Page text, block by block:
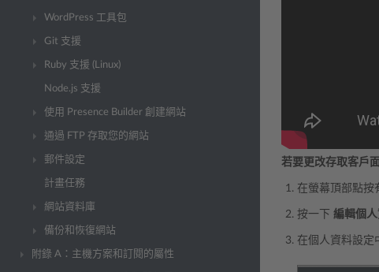
WordPress 工具包
Git 支援
Ruby 支援 (Linux)
Node.js 支援
使用 Presence Builder 創建網站
通過 FTP 存取您的網站
郵件設定
計畫任務
網站資料庫
備份和恢復網站
附錄 A：主機方案和訂閱的屬性
若要更改存取客戶
在螢幕頂部點按
按一下 編輯個
在個人資料設定